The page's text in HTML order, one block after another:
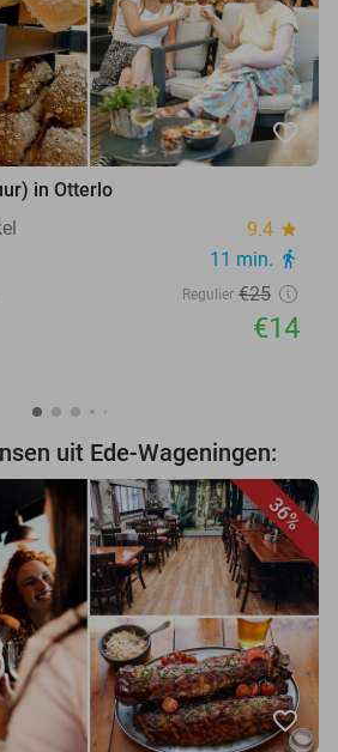
favorite_border
in Otterlo
9.4 star
11 min. directions_walk
Regulier €25
€14
uit Ede-Wageningen:
36%
favorite_border